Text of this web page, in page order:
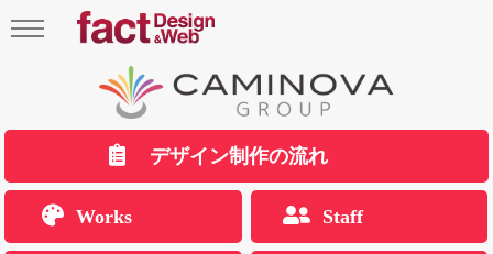
デザイン制作の流れ
Works Staff